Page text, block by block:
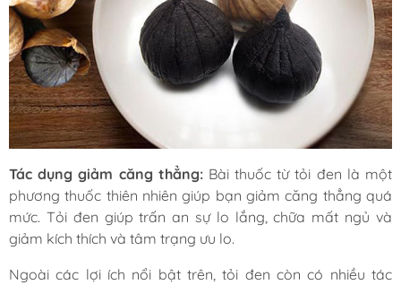
Tác dụng giảm căng thẳng: Bài thuốc từ tỏi đen là một
phương thuốc thiên nhiên giúp bạn giảm căng thẳng quá
mức. Tỏi đen giúp trấn an sự lo lắng, chữa mất ngủ và
giảm kích thích và tâm trạng ưu lo.
Ngoài các lợi ích nổi bật trên, tỏi đen còn có nhiều tác